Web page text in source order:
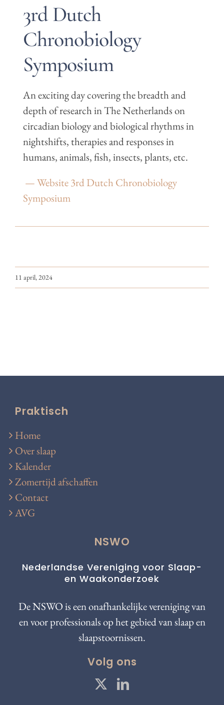
3rd Dutch
Chronobiology
Symposium
An exciting day covering the breadth and
depth of research in The Netherlands on
circadian biology and biological rhythms in
nightshifts, therapies and responses in
humans, animals, fish, insects, plants, etc.
— Website 3rd Dutch Chronobiology
Symposium
11 april, 2024
Praktisch
Home
Over slaap
Kalender
Zomertijd afschaffen
Contact
AVG
NSWO
Nederlandse Vereniging voor Slaap-
en Waakonderzoek
De NSWO is een onafhankelijke vereniging van
en voor professionals op het gebied van slaap en
slaapstoornissen.
Volg ons